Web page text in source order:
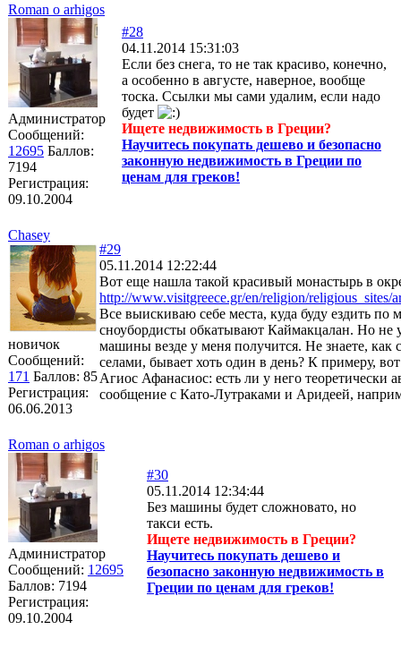
Roman o arhigos
Администратор
Сообщений:
12695 Баллов:
7194
Регистрация:
09.10.2004
#28
04.11.2014 15:31:03
Если без снега, то не так красиво, конечно,
а особенно в августе, наверное, вообще
тоска. Ссылки мы сами удалим, если надо
будет
Ищете недвижимость в Греции?
Научитесь покупать дешево и безопасно
законную недвижимость в Греции по
ценам для греков!
Chasey
новичок
Сообщений:
171 Баллов: 85
Регистрация:
06.06.2013
#29
05.11.2014 12:22:44
Вот еще нашла такой красивый монастырь в
http://www.visitgreece.gr/en/religion/religious_sites/
Все выискиваю себе места, куда буду ездить по
сноубордисты обкатывают Каймакцалан. Но не
машины везде у меня получится. Не знаете, как
селами, бывает хоть один в день? К примеру,
Агиос Афанасиос: есть ли у него теоретически
сообщение с Като-Лутраками и Аридеей,
Roman o arhigos
Администратор
Сообщений: 12695
Баллов: 7194
Регистрация:
09.10.2004
#30
05.11.2014 12:34:44
Без машины будет сложновато, но
такси есть.
Ищете недвижимость в Греции?
Научитесь покупать дешево и
безопасно законную недвижимость в
Греции по ценам для греков!